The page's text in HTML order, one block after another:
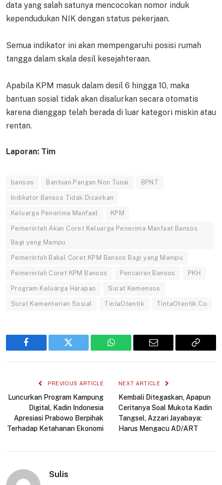
data yang salah satunya mencocokan nomor induk
kependudukan NIK dengan status pekerjaan.
Semua indikator ini akan mempengaruhi posisi rumah
tangga dalam skala desil kesejahteraan.
Apabila KPM masuk dalam desil 6 hingga 10, maka
bantuan sosial tidak akan disalurkan secara otomatis
karena dianggap telah berada di luar kategori miskin atau
rentan.
Laporan: Tim
bansos Bantuan Pangan Non Tunai BPNT
Indikator Bansos Tidak Dicairkan
Keluarga Penerima Manfaat KPM
Pemerintah Akan Coret Keluarga Penerima Manfaat Bansos
Bagi yang Mampu
Pemerintah Bakal Coret KPM Bansos Bagi yang Mampu
Pemerintah Coret KPM Bansos Pencairan Bansos PKH
Program Keluarga Harapan Surat Kemensos
Surat Kementerian Sosial TintaOtentik TintaOtentik.Co
Facebook Twitter WhatsApp Email
Copy
PREVIOUS ARTICLE
Luncurkan Program Kampung
Digital, Kadin Indonesia
Apresiasi Prabowo Berpihak
Terhadap Ketahanan Ekonomi
NEXT ARTICLE
Kembali Ditegaskan, Apapun
Ceritanya Soal Mukota Kadin
Tangsel, Azzari Jayabaya:
Harus Mengacu AD/ART
Sulis